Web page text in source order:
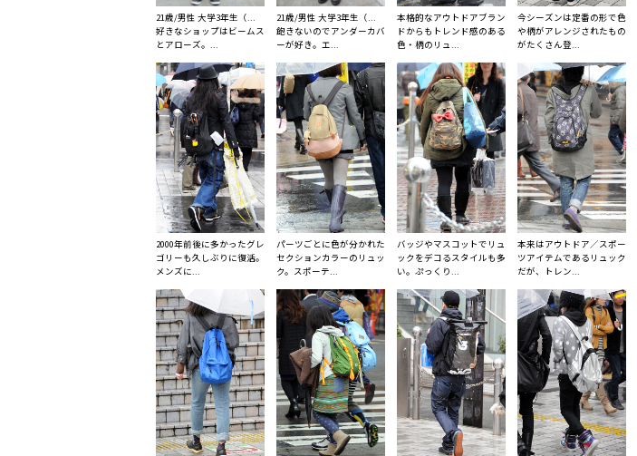
21歳/男性 大学3年生（...
好きなショップはビームス
とアローズ。...
21歳/男性 大学3年生（...
飽きないのでアンダーカバ
ーが好き。エ...
本格的なアウトドアブラン
ドからもトレンド感のある
色・柄のリュ...
今シーズンは定番の形で色
や柄がアレンジされたもの
がたくさん登...
2000年前後に多かったグレ
ゴリーも久しぶりに復活。
メンズに...
パーツごとに色が分かれた
セクションカラーのリュッ
ク。スポーテ...
バッジやマスコットでリュ
ックをデコるスタイルも多
い。ぷっくり...
本来はアウトドア／スポー
ツアイテムであるリュック
だが、トレン...